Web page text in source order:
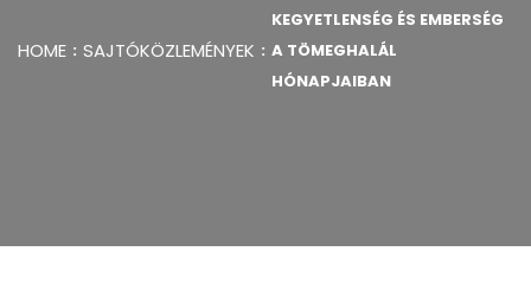
HOME SAJTÓKÖZLEMÉNYEK
KEGYETLENSÉG ÉS EMBERSÉG
A TÖMEGHALÁL
HÓNAPJAIBAN